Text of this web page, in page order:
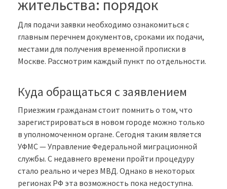
жительства: порядок
Для подачи заявки необходимо ознакомиться с
главным перечнем документов, сроками их подачи,
местами для получения временной прописки в
Москве. Рассмотрим каждый пункт по отдельности.
Куда обращаться с заявлением
Приезжим гражданам стоит помнить о том, что
зарегистрироваться в новом городе можно только
в уполномоченном органе. Сегодня таким является
УФМС — Управление Федеральной миграционной
службы. С недавнего времени пройти процедуру
стало реально и через МВД. Однако в некоторых
регионах РФ эта возможность пока недоступна.